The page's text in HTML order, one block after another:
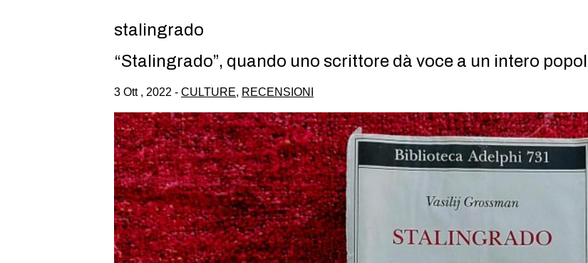
stalingrado
“Stalingrado”, quando uno scrittore dà voce a un intero
3 Ott , 2022 - CULTURE, RECENSIONI